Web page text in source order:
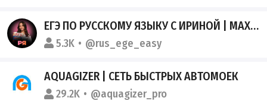
ЕГЭ ПО РУССКОМУ ЯЗЫКУ С ИРИНОЙ | MAXIMUM ИЗИ
5.3K @rus_ege_easy
AQUAGIZER | СЕТЬ БЫСТРЫХ АВТОМОЕК
29.2K @aquagizer_pro